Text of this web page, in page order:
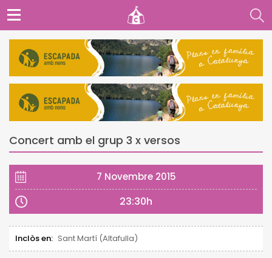
Concert amb el grup 3 x versos
7 Novembre 2015
23:30h
Inclòs en: Sant Martí (Altafulla)